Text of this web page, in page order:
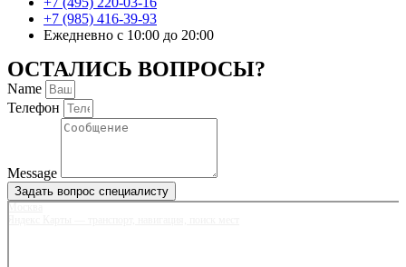
+7 (985) 416-39-93
Ежедневно с 10:00 до 20:00
ОСТАЛИСЬ ВОПРОСЫ?
Name
Телефон
Message
Задать вопрос специалисту